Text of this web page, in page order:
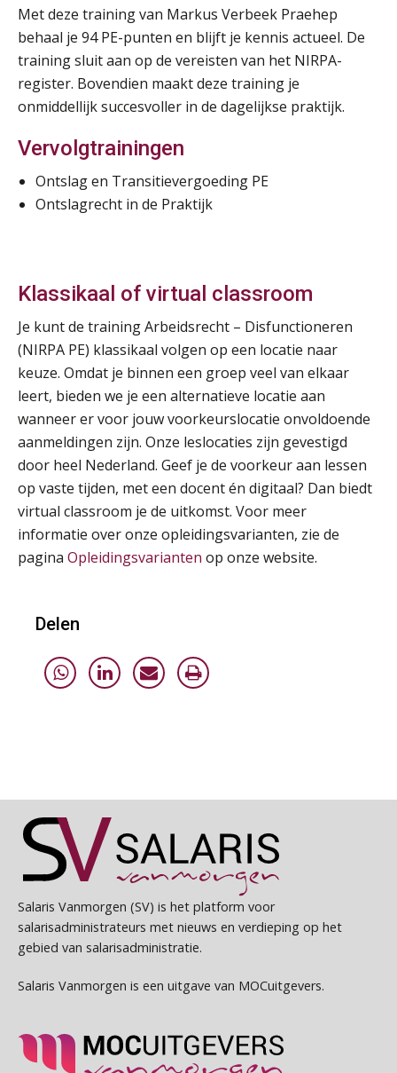
Met deze training van Markus Verbeek Praehep
behaal je 94 PE-punten en blijft je kennis actueel. De
training sluit aan op de vereisten van het NIRPA-
register. Bovendien maakt deze training je
onmiddellijk succesvoller in de dagelijkse praktijk.
Vervolgtrainingen
Ontslag en Transitievergoeding PE
Ontslagrecht in de Praktijk
Klassikaal of virtual classroom
Je kunt de training Arbeidsrecht – Disfunctioneren
(NIRPA PE) klassikaal volgen op een locatie naar
keuze. Omdat je binnen een groep veel van elkaar
leert, bieden we je een alternatieve locatie aan
wanneer er voor jouw voorkeurslocatie onvoldoende
aanmeldingen zijn. Onze leslocaties zijn gevestigd
door heel Nederland. Geef je de voorkeur aan lessen
op vaste tijden, met een docent én digitaal? Dan biedt
virtual classroom je de uitkomst. Voor meer
informatie over onze opleidingsvarianten, zie de
pagina Opleidingsvarianten op onze website.
Delen
Salaris Vanmorgen (SV) is het platform voor
salarisadministrateurs met nieuws en verdieping op het
gebied van salarisadministratie.
Salaris Vanmorgen is een uitgave van MOCuitgevers.